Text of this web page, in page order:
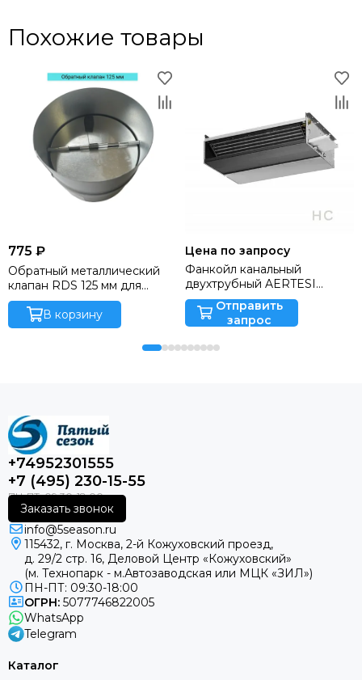
Похожие товары
775 ₽
Обратный металлический
клапан RDS 125 мм для
круглых вентканалов, с
резиновыми демпферами
В корзину
Цена по запросу
Фанкойл канальный
двухтрубный AERTESI
ZEFIRO HC 316
производительностью 1,7
кВт (Италия)
Отправить
запрос
+74952301555
+7 (495) 230-15-55
Заказать звонок
info@5season.ru
115432, г. Москва, 2-й Кожуховский проезд,
д. 29/2 стр. 16, Деловой Центр «Кожуховский»
(м. Технопарк - м.Автозаводская или МЦК «ЗИЛ»)
ПН-ПТ: 09:30-18:00
ОГРН: 5077746822005
WhatsApp
Telegram
Каталог